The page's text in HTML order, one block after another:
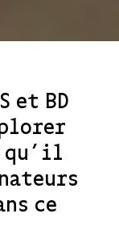
et BD
qu’il
ce